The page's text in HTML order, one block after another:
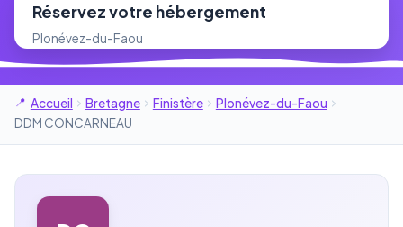
Réservez votre hébergement
Plonévez-du-Faou
Accueil Bretagne Finistère
Plonévez-du-Faou
DDM CONCARNEAU